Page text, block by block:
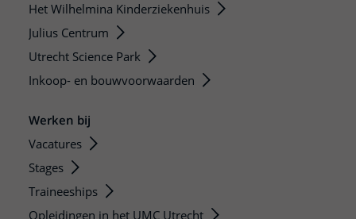
Het Wilhelmina Kinderziekenhuis
Julius Centrum
Utrecht Science Park
Inkoop- en bouwvoorwaarden
Werken bij
Vacatures
Stages
Traineeships
Opleidingen in het UMC Utrecht